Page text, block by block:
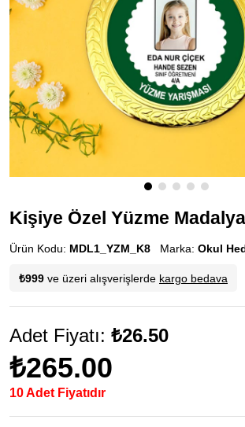
Kişiye Özel Yüzme
Ürün Kodu: MDL1_YZM_K8 Marka: Okul
₺999 ve üzeri alışverişlerde kargo bedava
Adet Fiyatı: ₺26.50
₺265.00
10 Adet Fiyatıdır